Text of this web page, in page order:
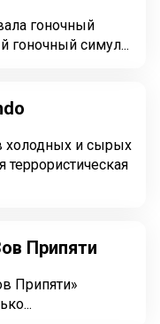
гоночный
гоночный симул...
холодных и сырых
террористическая
Припяти
Припяти»